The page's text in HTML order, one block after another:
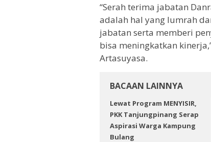
“Serah terima jabatan
adalah hal yang lumrah
jabatan serta memberi
bisa meningkatkan
Artasuyasa.
BACAAN LAINNYA
Lewat Program MENYISIR,
PKK Tanjungpinang Serap
Aspirasi Warga Kampung
Bulang